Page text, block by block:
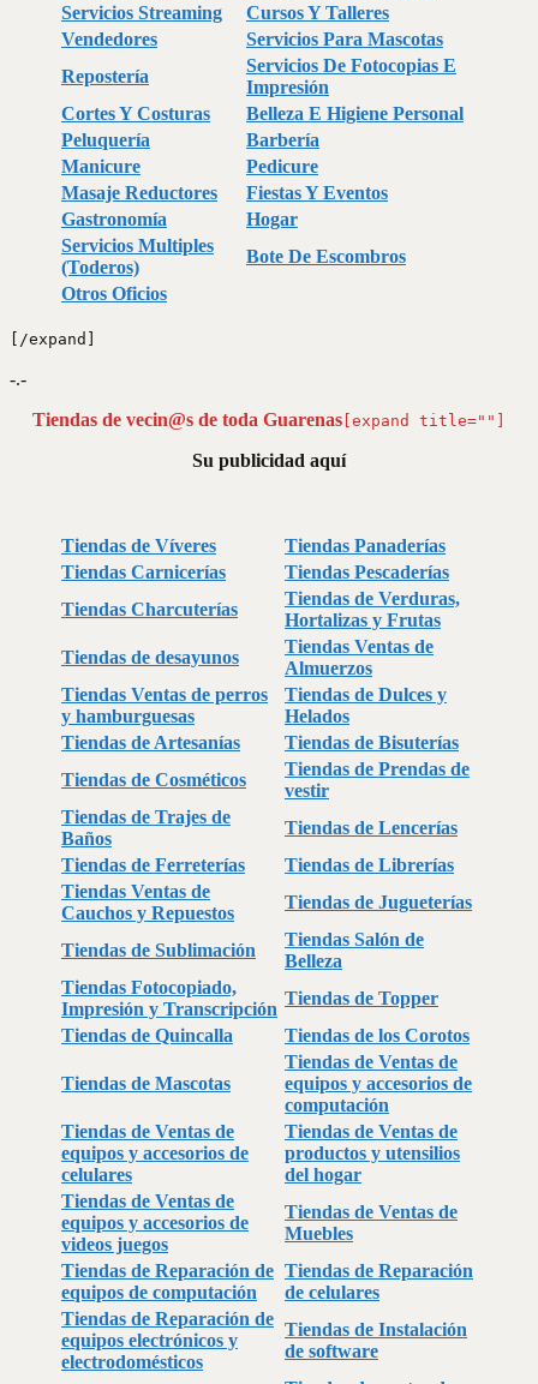
Servicios Streaming
Cursos Y Talleres
Vendedores
Servicios Para Mascotas
Repostería
Servicios De Fotocopias E
Impresión
Cortes Y Costuras
Belleza E Higiene Personal
Peluquería
Barbería
Manicure
Pedicure
Masaje Reductores
Fiestas Y Eventos
Gastronomía
Hogar
Servicios Multiples
(Toderos)
Bote De Escombros
Otros Oficios
[/expand]
-.-
Tiendas de vecin@s de toda Guarenas [expand title=""]
Su publicidad aquí
Tiendas de Víveres
Tiendas Panaderías
Tiendas Carnicerías
Tiendas Pescaderías
Tiendas Charcuterías
Tiendas de Verduras,
Hortalizas y Frutas
Tiendas de desayunos
Tiendas Ventas de
Almuerzos
Tiendas Ventas de perros
y hamburguesas
Tiendas de Dulces y
Helados
Tiendas de Artesanías
Tiendas de Bisuterías
Tiendas de Cosméticos
Tiendas de Prendas de
vestir
Tiendas de Trajes de
Baños
Tiendas de Lencerías
Tiendas de Ferreterías
Tiendas de Librerías
Tiendas Ventas de
Cauchos y Repuestos
Tiendas de Jugueterías
Tiendas de Sublimación
Tiendas Salón de
Belleza
Tiendas Fotocopiado,
Impresión y Transcripción
Tiendas de Topper
Tiendas de Quincalla
Tiendas de los Corotos
Tiendas de Mascotas
Tiendas de Ventas de
equipos y accesorios de
computación
Tiendas de Ventas de
equipos y accesorios de
celulares
Tiendas de Ventas de
productos y utensilios
del hogar
Tiendas de Ventas de
equipos y accesorios de
videos juegos
Tiendas de Ventas de
Muebles
Tiendas de Reparación de
equipos de computación
Tiendas de Reparación
de celulares
Tiendas de Reparación de
equipos electrónicos y
electrodomésticos
Tiendas de Instalación
de software